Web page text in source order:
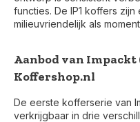
functies. De IP1 koffers
milieuvriendelijk als
Aanbod van
Koffershop.nl
De eerste kofferserie van
verkrijgbaar in drie